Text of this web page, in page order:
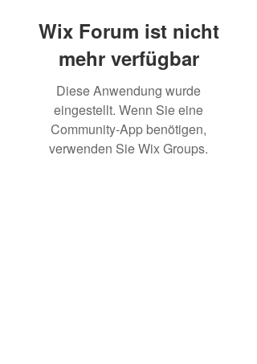
Wix Forum ist nicht
mehr verfügbar
Diese Anwendung wurde
eingestellt. Wenn Sie eine
Community-App benötigen,
verwenden Sie Wix Groups.